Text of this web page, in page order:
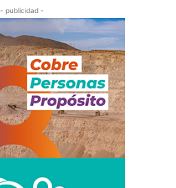
- publicidad -